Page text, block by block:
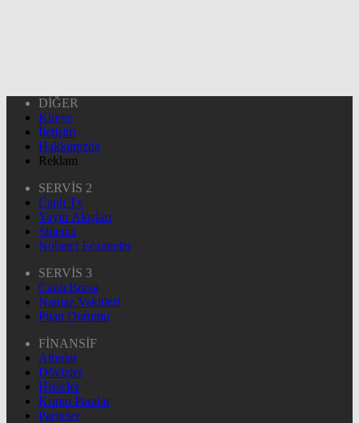
DİĞER
Künye
İletişim
Hakkımızda
Reklam
SERVİS 2
Canlı Tv
Yayın Akışları
Sinema
Nöbetçi Eczaneler
SERVİS 3
Canlı Borsa
Namaz Vakitleri
Puan Durumu
FİNANSİF
Altınlar
Dövizler
Hisseler
Kripto Paralar
Pariteler